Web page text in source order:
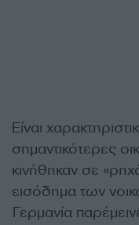
Είναι
σημαντικότερες
κινήθηκαν σε
εισόδημα των
Γερμανία